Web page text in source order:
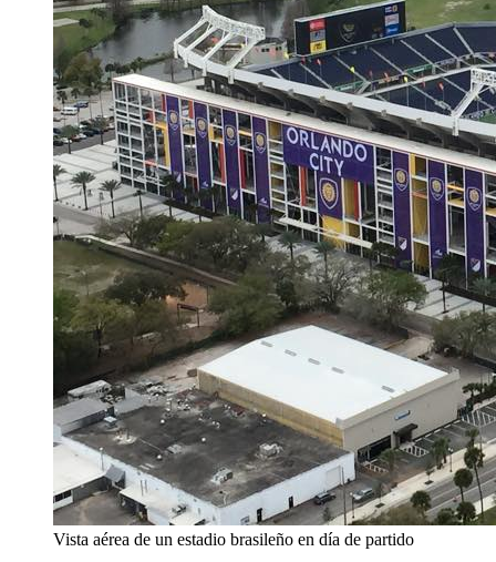
Vista aérea de un estadio brasileño en día de partido